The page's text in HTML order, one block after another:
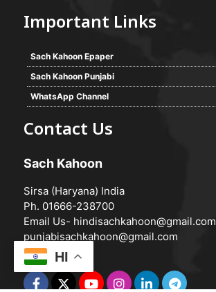
Important Links
Sach Kahoon Epaper
Sach Kahoon Punjabi
WhatsApp Channel
Contact Us
Sach Kahoon
Sirsa (Haryana) India
Ph. 01666-238700
Email Us- hindisachkahoon@gmail.com
punjabisachkahoon@gmail.com
HI